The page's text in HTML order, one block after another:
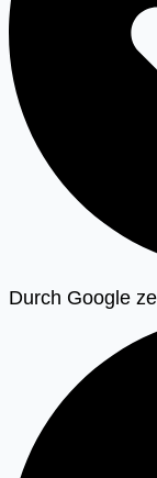
Durch Google